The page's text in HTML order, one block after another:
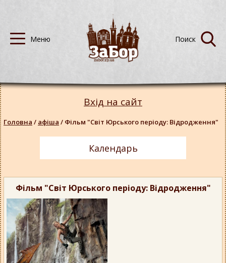
Фільм "Світ Юрського періоду: Відродження"
Вхід на сайт
Головна / афіша / Фільм "Світ Юрського періоду: Відродження"
Календарь